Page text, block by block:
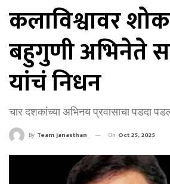
कलाविश्वावर
बहुगुणी अभिनेते
यांचं निधन
चार दशकांच्या अभिनय प्रवासाचा पडदा
By Team Janasthan On Oct 25, 2025